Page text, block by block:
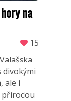
na
15
divokými
ale i
přírodou